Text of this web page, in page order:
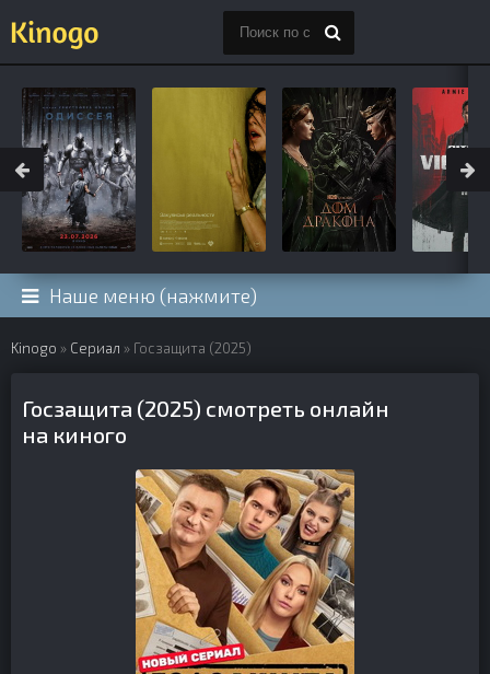
Наше меню (нажмите)
Kinogo » Сериал » Госзащита (2025)
Госзащита (2025) смотреть онлайн
на киного